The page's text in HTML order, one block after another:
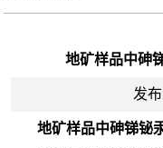
地矿样品中砷
发
地矿样品中砷锑铋